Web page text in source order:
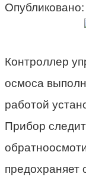
Опубликовано:
Контроллер
осмоса
работой
Прибор
предохраняет